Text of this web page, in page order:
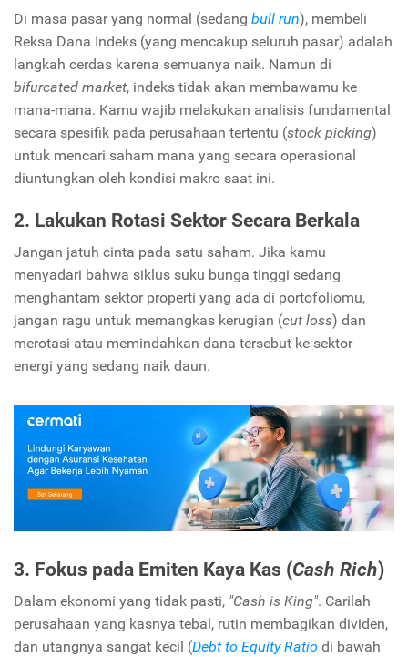
Di masa pasar yang normal (sedang bull run), membeli
Reksa Dana Indeks (yang mencakup seluruh pasar) adalah
langkah cerdas karena semuanya naik. Namun di
bifurcated market, indeks tidak akan membawamu ke
mana-mana. Kamu wajib melakukan analisis fundamental
secara spesifik pada perusahaan tertentu (stock picking)
untuk mencari saham mana yang secara operasional
diuntungkan oleh kondisi makro saat ini.
2. Lakukan Rotasi Sektor Secara Berkala
Jangan jatuh cinta pada satu saham. Jika kamu
menyadari bahwa siklus suku bunga tinggi sedang
menghantam sektor properti yang ada di portofoliomu,
jangan ragu untuk memangkas kerugian (cut loss) dan
merotasi atau memindahkan dana tersebut ke sektor
energi yang sedang naik daun.
3. Fokus pada Emiten Kaya Kas (Cash Rich)
Dalam ekonomi yang tidak pasti, "Cash is King". Carilah
perusahaan yang kasnya tebal, rutin membagikan dividen,
dan utangnya sangat kecil (Debt to Equity Ratio di bawah